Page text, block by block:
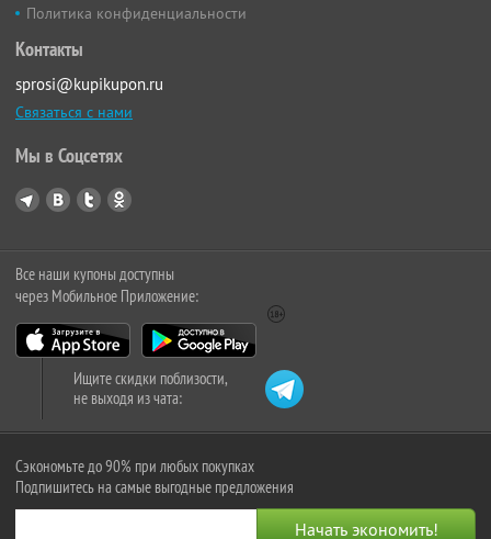
Политика конфиденциальности
Контакты
sprosi@kupikupon.ru
Связаться с нами
Мы в Соцсетях
Все наши купоны доступны
через Мобильное Приложение:
Ищите скидки поблизости,
не выходя из чата:
Сэкономьте до 90% при любых покупках
Подпишитесь на самые выгодные предложения